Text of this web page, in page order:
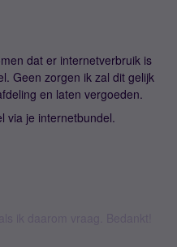
dat er internetverbruik is
Geen zorgen ik zal dit gelijk
en laten vergoeden.
via je internetbundel.